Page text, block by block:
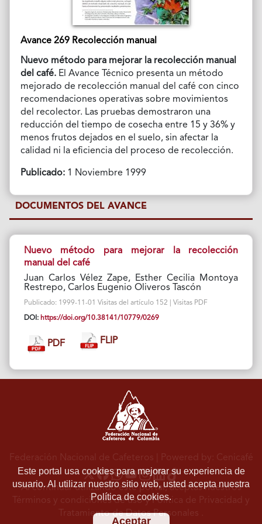
Avance 269 Recolección manual
Nuevo método para mejorar la recolección manual
del café. El Avance Técnico presenta un método
mejorado de recolección manual del café con cinco
recomendaciones operativas sobre movimientos
del recolector. Las pruebas demostraron una
reducción del tiempo de cosecha entre 15 y 36% y
menos frutos dejados en el suelo, sin afectar la
calidad ni la eficiencia del proceso de recolección.
Publicado:1 Noviembre 1999
DOCUMENTOS DEL AVANCE
Nuevo método para mejorar la recolección
manual del café
Juan Carlos Vélez Zape, Esther Cecilia Montoya
Restrepo, Carlos Eugenio Oliveros Tascón
Publicado: 1999-11-01 Visitas del artículo 152 | Visitas PDF
DOI: https://doi.org/10.38141/10779/0269
PDF FLIP
Este portal usa cookies para mejorar su experiencia de
usuario. Al utilizar nuestro sitio web, usted acepta nuestra
Política de cookies.
Aceptar
Federación Nacional de Cafeteros | Powered by: Cenicafé
Al continuar utilizando este portal, aceptas nuestros
Términos y condiciones de usoyPolítica de Privacidad y
Tratamiento de Datos Personales